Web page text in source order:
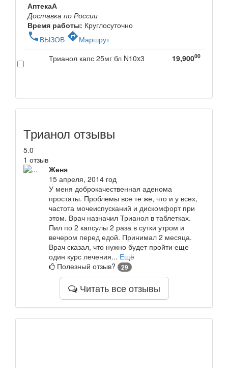
АптекаА
Доставка по России
Время работы: Круглосуточно
phone ВЫЗОВ directionsМаршрут
Трианол капс 25мг бл N10x3
19,90000
Трианол отзывы
5.0
1 отзыв
Женя
15 апреля, 2014 год
У меня доброкачественная аденома
простаты. Проблемы все те же, что и у всех,
частота мочеиспусканий и дискомфорт при
этом. Врач назначил Трианол в таблетках.
Пил по 2 капсулы 2 раза в сутки утром и
вечером перед едой. Принимал 2 месяца.
Врач сказал, что нужно будет пройти еще
один курс лечения... Ещё
Полезный отзыв?
29
Читать все отзывы